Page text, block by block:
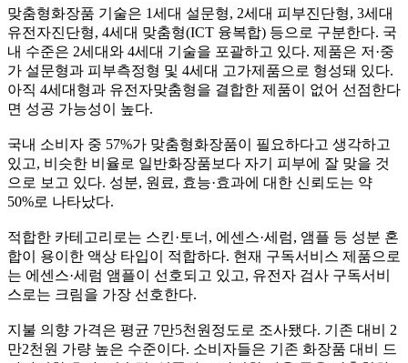
맞춤형화장품 기술은 1세대 설문형, 2세대 피부진단형, 3세대
유전자진단형, 4세대 맞춤형(ICT 융복합) 등으로 구분한다. 국
내 수준은 2세대와 4세대 기술을 포괄하고 있다. 제품은 저 ·중
가 설문형과 피부측정형 및 4세대 고가제품으로 형성돼 있다.
아직 4세대형과 유전자맞춤형을 결합한 제품이 없어 선점한다
면 성공 가능성이 높다.
국내 소비자 중 57%가 맞춤형화장품이 필요하다고 생각하고
있고, 비슷한 비율로 일반화장품보다 자기 피부에 잘 맞을 것
으로 보고 있다. 성분, 원료, 효능·효과에 대한 신뢰도는 약
50%로 나타났다.
적합한 카테고리로는 스킨· 토너 , 에센스·세럼, 앰플 등 성분 혼
합이 용이한 액상 타입이 적합하다. 현재 구독서비스 제품으로
는 에센스·세럼 앰플이 선호되고 있고, 유전자 검사 구독서비
스로는 크림을 가장 선호한다.
지불 의향 가격은 평균 7만5천원정도로 조사됐다. 기존 대비 2
만2천원 가량 높은 수준이다. 소비자들은 기존 화장품 대비 드